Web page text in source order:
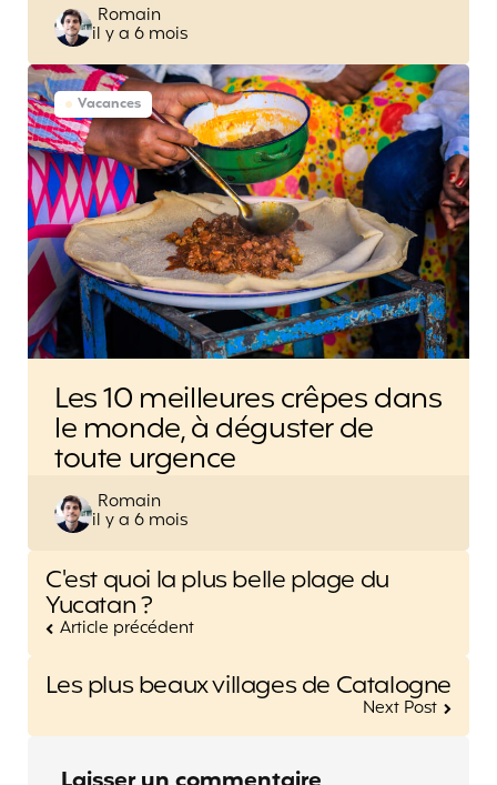
Posted
by
Romain
il y a 6 mois
Vacances
Les 10 meilleures crêpes dans
le monde, à déguster de
toute urgence
Posted
by
Romain
il y a 6 mois
Post
navigation
C'est quoi la plus belle plage du
Yucatan ?
Article précédent
Les plus beaux villages de Catalogne
Next Post